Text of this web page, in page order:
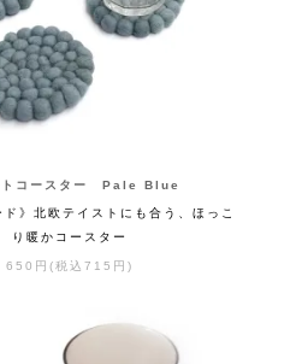
トコースター Pale Blue
ド》北欧テイストにも合う、ほっこ
り暖かコースター
650円(税込715円)